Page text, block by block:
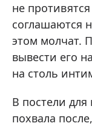
не
соглашаются
этом молчат.
вывести его
на столь
В постели
похвала